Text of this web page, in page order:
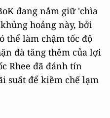
đang nắm giữ 'chìa
hoảng này, bởi
thể làm chậm tốc độ
đà tăng thêm của lợi
Rhee đã đánh tín
suất để kiềm chế lạm